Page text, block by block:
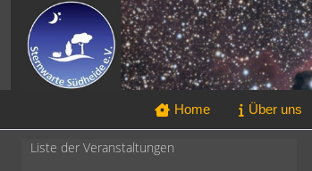
Home Über uns
Liste der Veranstaltungen